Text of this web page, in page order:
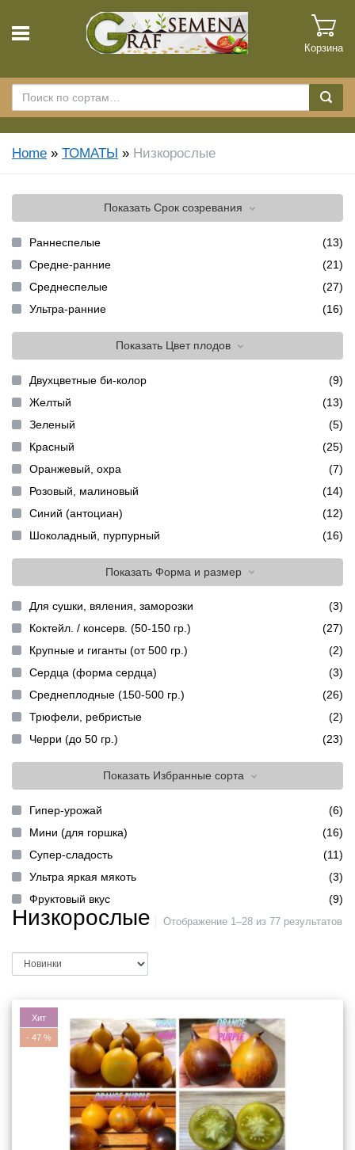
Корзина
Home » ТОМАТЫ » Низкорослые
Показать Срок созревания
Раннеспелые
(13)
Средне-ранние
(21)
Среднеспелые
(27)
Ультра-ранние
(16)
Показать Цвет плодов
Двухцветные би-колор
(9)
Желтый
(13)
Зеленый
(5)
Красный
(25)
Оранжевый, охра
(7)
Розовый, малиновый
(14)
Синий (антоциан)
(12)
Шоколадный, пурпурный
(16)
ПоказатьФорма и размер
Для сушки, вяления, заморозки
(3)
Коктейл. / консерв. (50-150 гр.)
(27)
Крупные и гиганты (от 500 гр.)
(2)
Сердца (форма сердца)
(3)
Среднеплодные (150-500 гр.)
(26)
Трюфели, ребристые
(2)
Черри (до 50 гр.)
(23)
ПоказатьИзбранные сорта
Гипер-урожай
(6)
Мини (для горшка)
(16)
Супер-сладость
(11)
Ультра яркая мякоть
(3)
Фруктовый вкус
(9)
Низкорослые Отображение 1–28 из 77 результатов
Хит
-47%